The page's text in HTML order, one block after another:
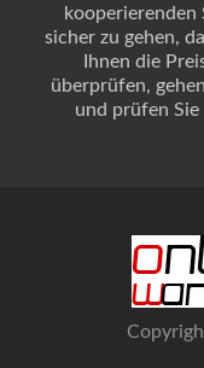
kooperierenden
sicher zu gehen,
Ihnen die
überprüfen,
und prüfen Sie